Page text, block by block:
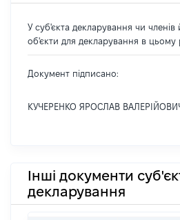
У суб'єкта декларування чи членів
об'єкти для декларування в цьому
Документ підписано:
КУЧЕРЕНКО ЯРОСЛАВ
Інші документи
декларування